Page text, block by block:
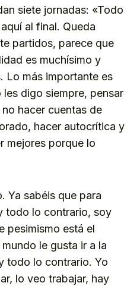
siete jornadas: «Todo
al final. Queda
partidos, parece que
es muchísimo y
Lo más importante es
digo siempre, pensar
hacer cuentas de
hacer autocrítica y
mejores porque lo
Ya sabéis que para
todo lo contrario, soy
pesimismo está el
le gusta ir a la
todo lo contrario. Yo
lo veo trabajar, hay